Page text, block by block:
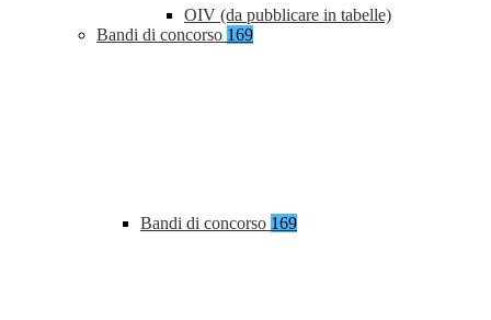
OIV (da pubblicare in tabelle)
Bandi di concorso 169
Bandi di concorso 169